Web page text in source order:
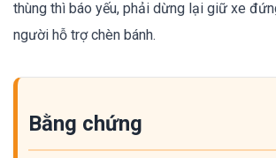
thùng thì báo yếu, phải dừng lại giữ xe
người hỗ trợ chèn bánh.
Bằng chứng